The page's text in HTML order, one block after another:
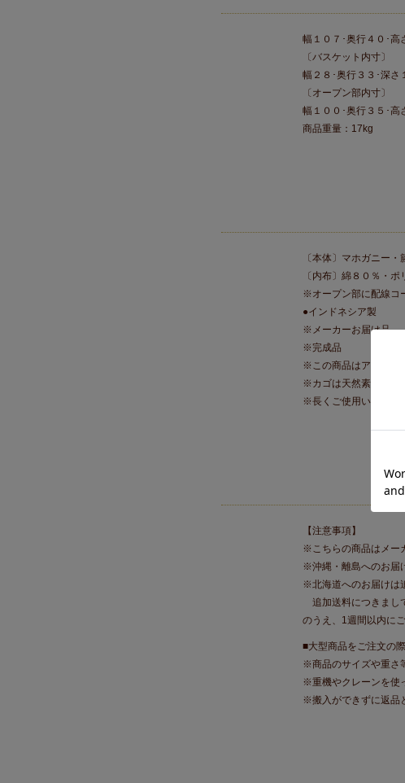
幅１０７･奥行４０･高
〔バスケット内寸〕
幅２８･奥行３３･深さ
〔オープン部内寸〕
幅１００･奥行３５･高
商品重量：17kg
〔本体〕マホガニー・
〔内布〕綿８０％・
※オープン部に配線コ
●インドネシア製
※メーカーお届け品
※完成品
※この商品はアンティ
※カゴは天然素材のた
※長くご使用いただく
【注意事項】
※こちらの商品はメー
※沖縄・離島へのお届
※北海道へのお届けは
追加送料につきまし
のうえ、1週間以内に
■大型商品をご注文の
※商品のサイズや重さ
※重機やクレーンを使
※搬入ができずに返品